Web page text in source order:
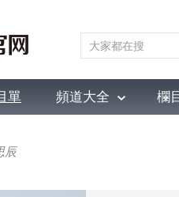
單 頻道大全 欄
中文國際
辰